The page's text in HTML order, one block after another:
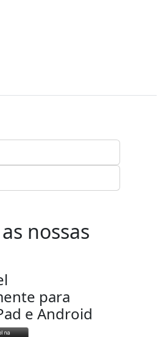
nossas
para
e Android